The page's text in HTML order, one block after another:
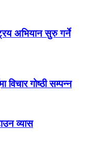
अभियान सुरु गर्ने
गोष्ठी सम्पन्न
व्यास